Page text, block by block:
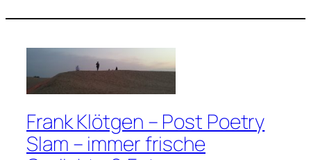
Frank Klötgen – Post Poetry
Slam – immer frische